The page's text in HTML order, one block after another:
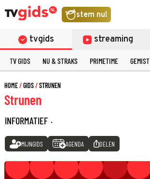
stem nu!
tvgids streaming
TV GIDS NU & STRAKS PRIMETIME GEMIST
HOME GIDS STRUNEN
Strunen
INFORMATIEF ·
MIJNGIDS AGENDA DELEN